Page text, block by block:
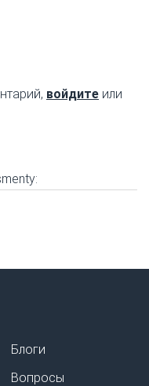
войдите или
Блоги
Вопросы